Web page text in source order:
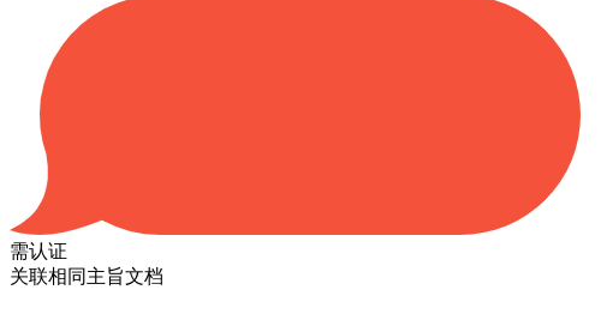
需认证
关联相同主旨文档